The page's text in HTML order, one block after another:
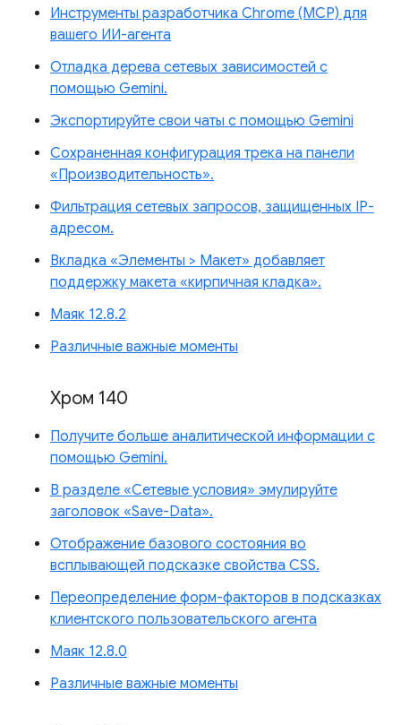
Инструменты разработчика Chrome (MCP) для
вашего ИИ-агента
Отладка дерева сетевых зависимостей с
помощью Gemini.
Экспортируйте свои чаты с помощью Gemini
Сохраненная конфигурация трека на панели
«Производительность».
Фильтрация сетевых запросов, защищенных IP-
адресом.
Вкладка «Элементы > Макет» добавляет
поддержку макета «кирпичная кладка».
Маяк 12.8.2
Различные важные моменты
Хром 140
Получите больше аналитической информации с
помощью Gemini.
В разделе «Сетевые условия» эмулируйте
заголовок «Save-Data».
Отображение базового состояния во
всплывающей подсказке свойства CSS.
Переопределение форм-факторов в подсказках
клиентского пользовательского агента
Маяк 12.8.0
Различные важные моменты